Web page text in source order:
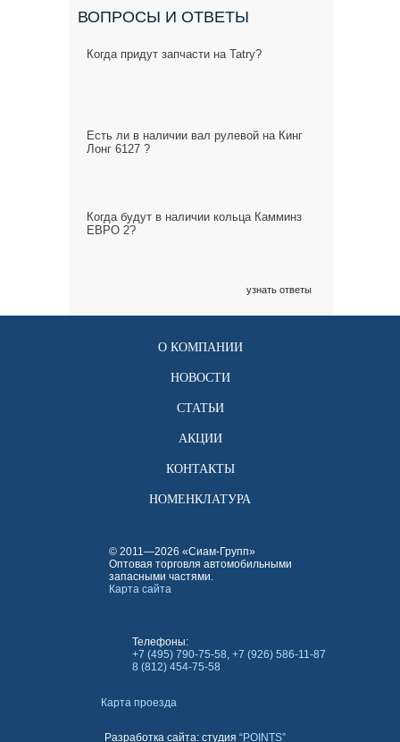
ВОПРОСЫ И ОТВЕТЫ
Когда придут запчасти на Tatry?
Есть ли в наличии вал рулевой на Кинг
Лонг 6127 ?
Когда будут в наличии кольца Камминз
ЕВРО 2?
узнать ответы
О КОМПАНИИ
НОВОСТИ
СТАТЬИ
АКЦИИ
КОНТАКТЫ
НОМЕНКЛАТУРА
© 2011—2026 «Сиам-Групп»
Оптовая торговля автомобильными
запасными частями.
Карта сайта
Телефоны:
+7 (495) 790-75-58, +7 (926) 586-11-87
8 (812) 454-75-58
Карта проезда
Разработка сайта: студия “POINTS”